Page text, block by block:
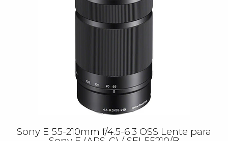
Sony E 55-210mm f/4.5-6.3 OSS Lente para